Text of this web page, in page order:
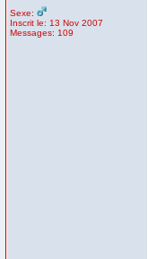
Sexe:
Inscrit le: 13 Nov 2007
Messages: 109